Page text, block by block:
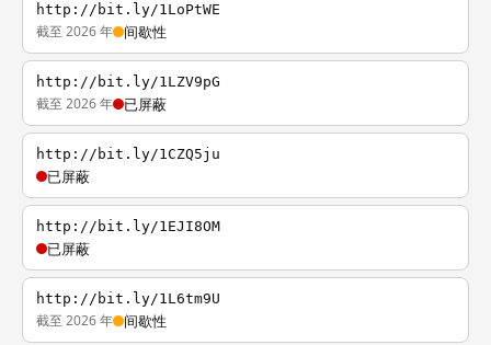
http://bit.ly/1LoPtWE
截至 2026 年 间歇性
http://bit.ly/1LZV9pG
截至 2026 年 已屏蔽
http://bit.ly/1CZQ5ju
已屏蔽
http://bit.ly/1EJI8OM
已屏蔽
http://bit.ly/1L6tm9U
截至 2026 年 间歇性